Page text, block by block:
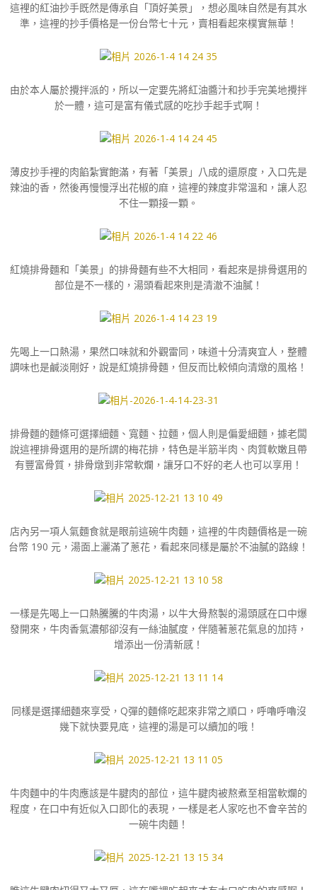
這裡的紅油抄手既然是傳承自「頂好美景」，想必風味自然是有其水
準，這裡的抄手價格是一份台幣七十元，賣相看起來樸實無華！
由於本人屬於攪拌派的，所以一定要先將紅油醬汁和抄手完美地攪拌
於一體，這可是富有儀式感的吃抄手起手式啊！
薄皮抄手裡的肉餡紮實飽滿，有著「美景」八成的還原度，入口先是
辣油的香，然後再慢慢浮出花椒的麻，這裡的辣度非常溫和，讓人忍
不住一顆接一顆。
紅燒排骨麵和「美景」的排骨麵有些不大相同，看起來是排骨選用的
部位是不一樣的，湯頭看起來則是清澈不油膩！
先喝上一口熱湯，果然口味就和外觀雷同，味道十分清爽宜人，整體
調味也是鹹淡剛好，說是紅燒排骨麵，但反而比較傾向清燉的風格！
排骨麵的麵條可選擇細麵、寬麵、拉麵，個人則是偏愛細麵，據老闆
說這裡排骨選用的是所謂的梅花排，特色是半筋半肉、肉質軟嫩且帶
有豐富骨質，排骨燉到非常軟爛，讓牙口不好的老人也可以享用！
店內另一項人氣麵食就是眼前這碗牛肉麵，這裡的牛肉麵價格是一碗
台幣 190 元，湯面上灑滿了蔥花，看起來同樣是屬於不油膩的路線！
一樣是先喝上一口熱騰騰的牛肉湯，以牛大骨熬製的湯頭感在口中爆
發開來，牛肉香氣濃郁卻沒有一絲油膩度，伴隨著蔥花氣息的加持，
增添出一份清新感！
同樣是選擇細麵來享受，Q彈的麵條吃起來非常之順口，呼嚕呼嚕沒
幾下就快要見底，這裡的湯是可以續加的哦！
牛肉麵中的牛肉應該是牛腱肉的部位，這牛腱肉被熬煮至相當軟爛的
程度，在口中有近似入口即化的表現，一樣是老人家吃也不會辛苦的
一碗牛肉麵！